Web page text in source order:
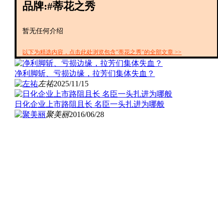
品牌:#蒂花之秀
暂无任何介绍
以下为精选内容，点击此处浏览包含"蒂花之秀"的全部文章 >>
净利脚斩、亏损边缘，拉芳们集体失血？
左祐2025/11/15
日化企业上市路阻且长 名臣一头扎进为哪般
聚美丽2016/06/28